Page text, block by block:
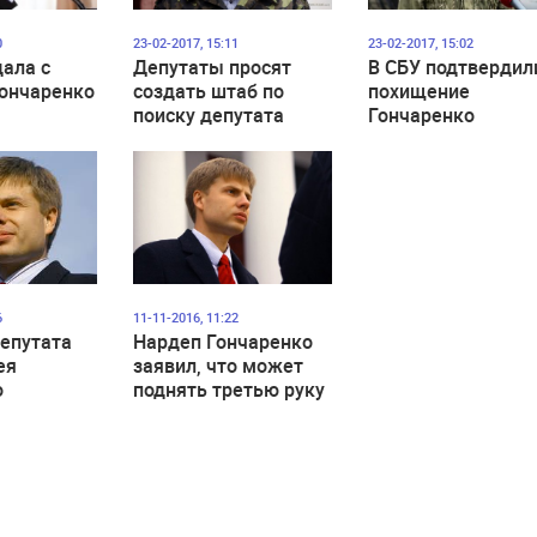
с
23-02-2017, 15:11
Депутаты просят
создать штаб по
поиску депутата
23-02-2017, 15:02
В СБУ
похищение
Гончаренко
11-11-2016, 11:22
Нардеп Гончаренко
заявил, что может
поднять третью руку